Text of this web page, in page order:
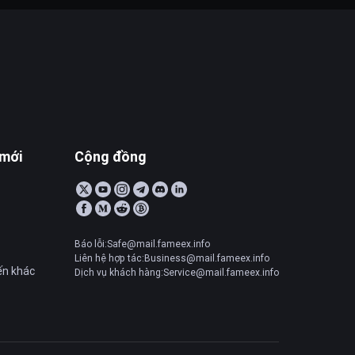
khác
Cộng đồng
Báo lỗi:Safe@mail.fameex.info
Liên hệ hợp tác:Business@mail.fameex.info
Dịch vụ khách hàng:Service@mail.fameex.info